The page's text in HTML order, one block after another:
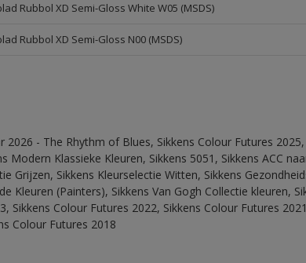
Rubbol XD Semi-Gloss White W05 (MSDS)
Rubbol XD Semi-Gloss N00 (MSDS)
2026 - The Rhythm of Blues, Sikkens Colour Futures 2025,
Modern Klassieke Kleuren, Sikkens 5051, Sikkens ACC
Grijzen, Sikkens Kleurselectie Witten, Sikkens
Kleuren (Painters), Sikkens Van Gogh Collectie kleuren,
Sikkens Colour Futures 2022, Sikkens Colour Futures
Colour Futures 2018